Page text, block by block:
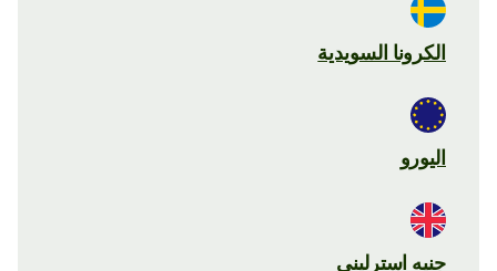
الكرونا السويدية
اليورو
جنيه استرليني